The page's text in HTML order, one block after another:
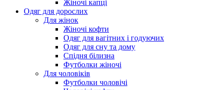
Жіночі капці
Одяг для дорослих
Для жінок
Жіночі кофти
Одяг для вагітних і годуючих
Одяг для сну та дому
Спідня білизна
Футболки жіночі
Для чоловіків
Футболки чоловічі